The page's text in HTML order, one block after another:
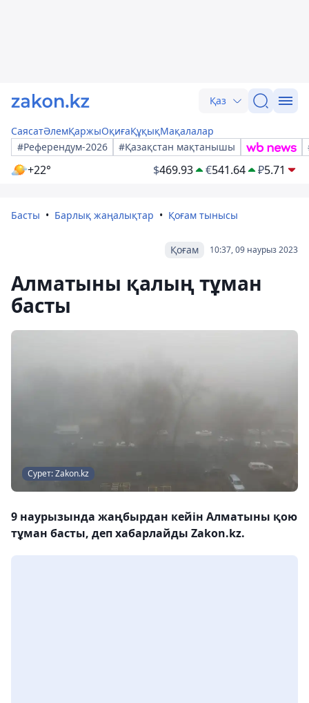
Қаз
СаясатӘлемҚаржыОқиғаҚұқықМақалалар
#Референдум-2026
#Қазақстан мақтанышы
+22° $469.93 €541.64 ₽5.71
Басты Барлық жаңалықтар Қоғам тынысы
10:37, 09 наурыз 2023
Қоғам
Алматыны қалың тұман
басты
Сурет: Zakon.kz
9 наурызында жаңбырдан кейін Алматыны қою
тұман басты, деп хабарлайды Zakon.kz.